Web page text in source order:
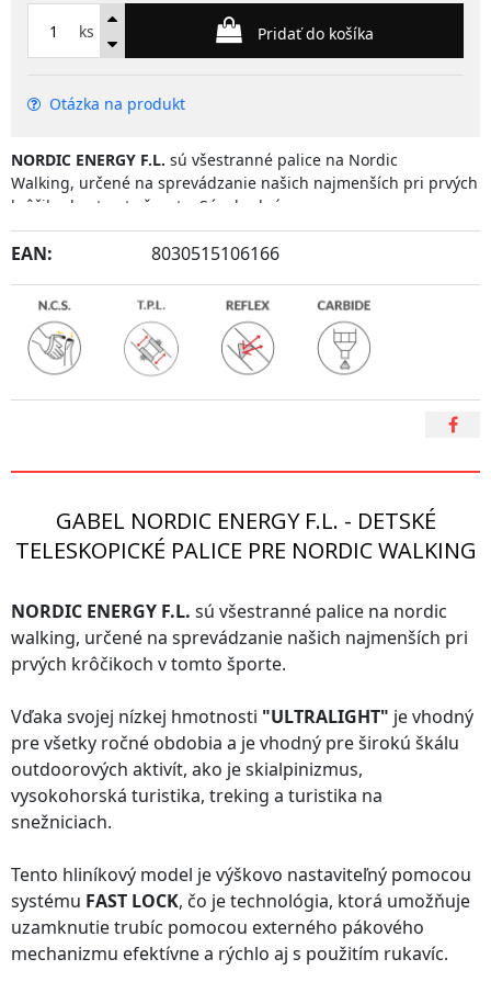
ks Pridať do košíka
Otázka na produkt
NORDIC ENERGY F.L. sú všestranné palice na Nordic
Walking, určené na sprevádzanie našich najmenších pri prvých
krôčikoch v tomto športe. Sú
vhodné
aj pre všetky ročné obdobia a pre širokú škálu outdoorových
aktivít ako je
snežniciach.
Veselý detský dizajn si deti obľúbia a bude ich tiež motivovať k
vonkajším aktivitám.
Teleskopické palice
sú zložené z dvoch dielov a ponúkajú veľkostné nastavenie od
čo je postačujúce pre deti a juniorov bez ďalších kompromisov
EAN: 8030515106166
GABEL NORDIC ENERGY F.L. - DETSKÉ
TELESKOPICKÉ PALICE PRE NORDIC WALKING
NORDIC ENERGY F.L. sú všestranné palice na nordic
walking, určené na sprevádzanie našich najmenších pri
prvých krôčikoch v tomto športe.
Vďaka svojej nízkej hmotnosti "ULTRALIGHT" je vhodný
pre všetky ročné obdobia a je vhodný pre širokú škálu
outdoorových aktivít, ako je skialpinizmus,
vysokohorská turistika, treking a turistika na
snežniciach.
Tento hliníkový model je výškovo nastaviteľný pomocou
systému FAST LOCK, čo je technológia, ktorá umožňuje
uzamknutie trubíc pomocou externého pákového
mechanizmu efektívne a rýchlo aj s použitím rukavíc.